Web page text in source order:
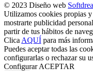
© 2023 Diseño web
Utilizamos cookies propias
mostrarte publicidad
partir de tus hábitos de
Clica AQUÍ para más
Puedes aceptar todas las
configurarlas o rechazar su
Configurar ACEPTAR